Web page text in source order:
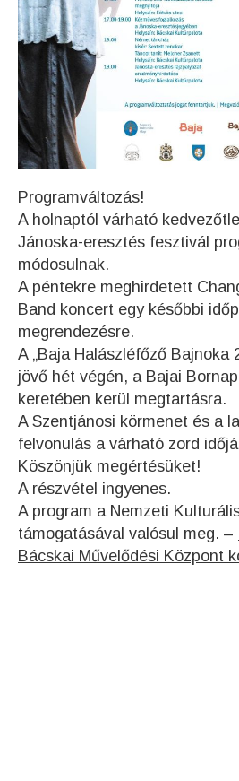
Programváltozás!
A holnaptól várható
Jánoska-eresztés fesztivál
módosulnak.
A péntekre meghirdetett
Band koncert egy későbbi
megrendezésre.
A „Baja Halászléfőző Bajnoka
jövő hét végén, a Bajai
keretében kerül megtartásra.
A Szentjánosi körmenet és a
felvonulás a várható zord
Köszönjük megértésüket!
A részvétel ingyenes.
A program a Nemzeti
támogatásával valósul meg. –
Bácskai Művelődési Központ